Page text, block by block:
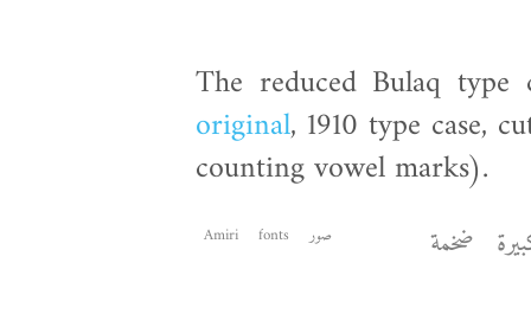
The reduced Bulaq
original, 1910 type case,
counting vowel marks).
Amiri fonts صور ضخمة